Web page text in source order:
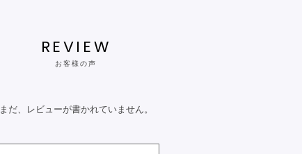
REVIEW
お客様の声
まだ、レビューが書かれていません。